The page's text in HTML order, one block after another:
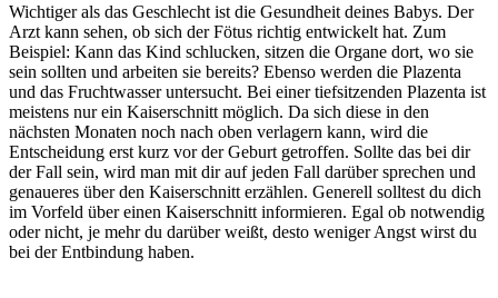
Wichtiger als das Geschlecht ist die Gesundheit deines Babys. Der
Arzt kann sehen, ob sich der Fötus richtig entwickelt hat. Zum
Beispiel: Kann das Kind schlucken, sitzen die Organe dort, wo sie
sein sollten und arbeiten sie bereits? Ebenso werden die Plazenta
und das Fruchtwasser untersucht. Bei einer tiefsitzenden Plazenta ist
meistens nur ein Kaiserschnitt möglich. Da sich diese in den
nächsten Monaten noch nach oben verlagern kann, wird die
Entscheidung erst kurz vor der Geburt getroffen. Sollte das bei dir
der Fall sein, wird man mit dir auf jeden Fall darüber sprechen und
genaueres über den Kaiserschnitt erzählen. Generell solltest du dich
im Vorfeld über einen Kaiserschnitt informieren. Egal ob notwendig
oder nicht, je mehr du darüber weißt, desto weniger Angst wirst du
bei der Entbindung haben.